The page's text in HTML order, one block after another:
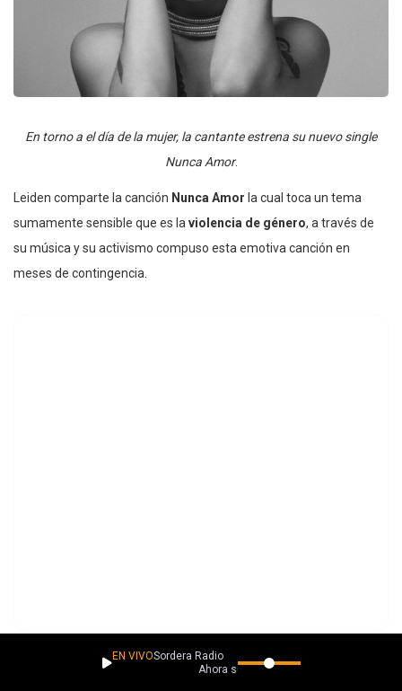
En torno a el día de la mujer, la cantante estrena su nuevo single
Nunca Amor.
Leiden comparte la canción Nunca Amor la cual toca un tema
sumamente sensible que es la violencia de género, a través de
su música y su activismo compuso esta emotiva canción en
meses de contingencia.
EN VIVOSordera Radio
Ahora suena